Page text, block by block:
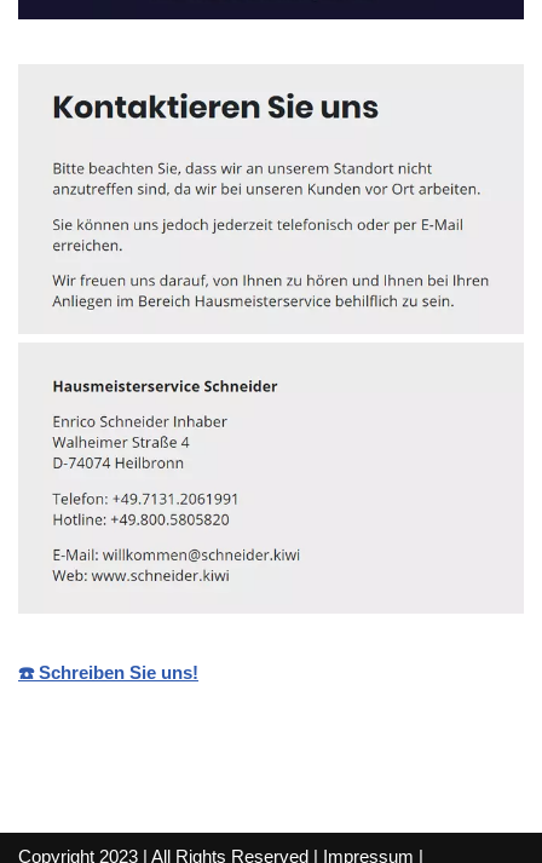
☎️ Schreiben Sie uns!
Copyright 2023 | All Rights Reserved | Impressum |